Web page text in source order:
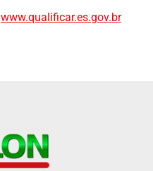
www.qualificar.es.gov.br